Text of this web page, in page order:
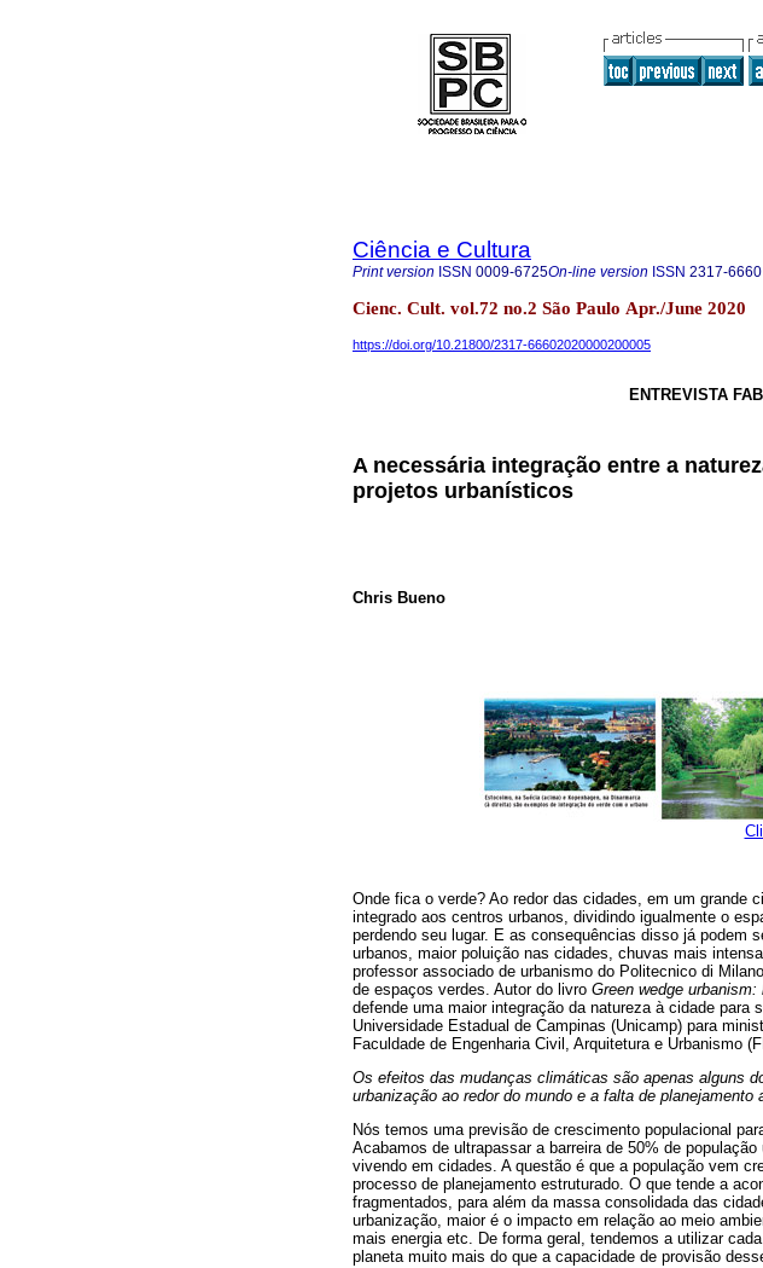
Ciência e Cultura
Print version ISSN 0009-6725On-line version ISSN 2317-6660
Cienc. Cult. vol.72 no.2 São Paulo Apr./June 2020
https://doi.org/10.21800/2317-66602020000200005
ENTREVISTA
A necessária integração entre a
projetos urbanísticos
Chris Bueno
Onde fica o verde? Ao redor das cidades, em um grande
integrado aos centros urbanos, dividindo igualmente o
perdendo seu lugar. E as consequências disso já podem
urbanos, maior poluição nas cidades, chuvas mais
professor associado de urbanismo do Politecnico di
de espaços verdes. Autor do livro Green wedge
defende uma maior integração da natureza à cidade
Universidade Estadual de Campinas (Unicamp) para
Faculdade de Engenharia Civil, Arquitetura e Urbanismo
Os efeitos das mudanças climáticas são apenas alguns
urbanização ao redor do mundo e a falta de
Nós temos uma previsão de crescimento populacional
Acabamos de ultrapassar a barreira de 50% de
vivendo em cidades. A questão é que a população vem
processo de planejamento estruturado. O que tende a
fragmentados, para além da massa consolidada das
urbanização, maior é o impacto em relação ao meio
mais energia etc. De forma geral, tendemos a utilizar
planeta muito mais do que a capacidade de provisão